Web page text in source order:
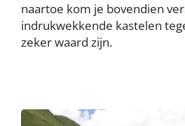
naartoe kom je bovendien
indrukwekkende kastelen
zeker waard zijn.